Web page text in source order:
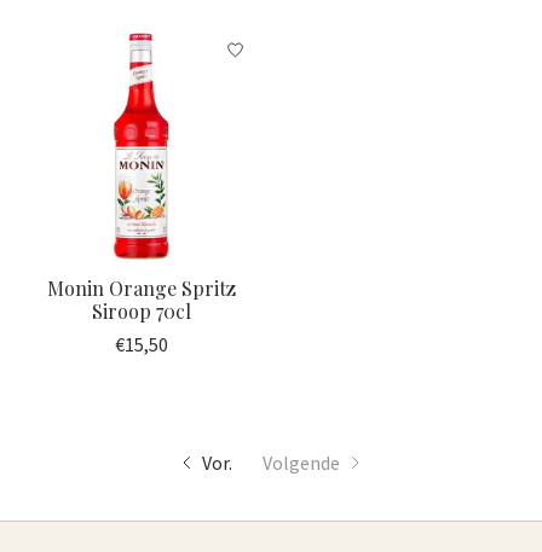
Monin Orange Spritz
Siroop 70cl
€15,50
Vor. Volgende